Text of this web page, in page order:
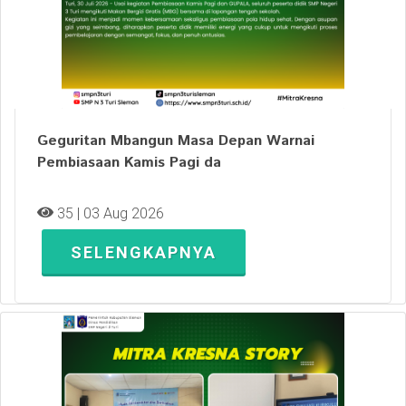
Geguritan Mbangun Masa Depan Warnai
Pembiasaan Kamis Pagi da
35 | 03 Aug 2026
SELENGKAPNYA